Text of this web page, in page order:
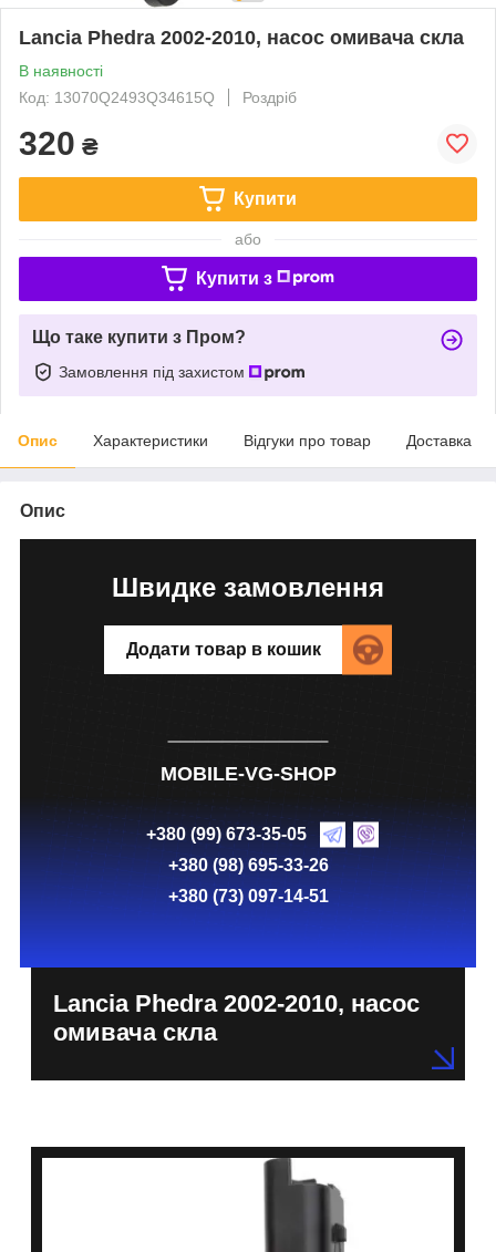
Lancia Phedra 2002-2010, насос омивача скла
В наявності
Код: 13070Q2493Q34615Q
Роздріб
320 ₴
Купити
або
Купити з
Що таке купити з Пром?
Замовлення під захистом
Опис Характеристики Відгуки про товар Доставка
Опис
Швидке замовлення
Додати товар в кошик
MOBILE-VG-SHOP
+380 (99) 673-35-05
+380 (98) 695-33-26
+380 (73) 097-14-51
Lancia Phedra 2002-2010, насос
омивача скла